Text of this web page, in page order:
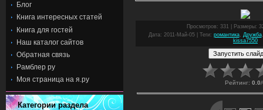
Блог
Книга интересных статей
Книга для гостей
Наш каталог сайтов
Обратная связь
Рамблер ру
Моя страница на я.ру
Категории раздела
Просмотров: 331 | Размеры:
Дата: 2011-Май-05 | Теги: романтика, Дружба
kissa7550
Рейтинг: 0.0/